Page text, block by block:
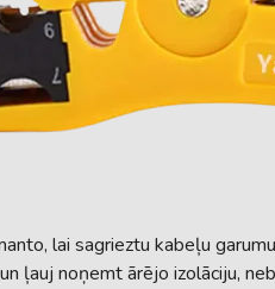
lai sagrieztu kabeļu
ļauj noņemt ārējo izolāciju,